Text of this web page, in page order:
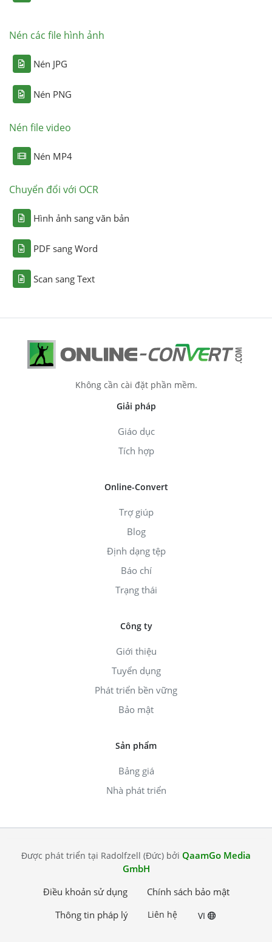
Nén các file hình ảnh
Nén JPG
Nén PNG
Nén file video
Nén MP4
Chuyển đổi với OCR
Hình ảnh sang văn bản
PDF sang Word
Scan sang Text
Không cần cài đặt phần mềm.
Giải pháp
Giáo dục
Tích hợp
Online-Convert
Trợ giúp
Blog
Định dạng tệp
Báo chí
Trạng thái
Công ty
Giới thiệu
Tuyển dụng
Phát triển bền vững
Bảo mật
Sản phẩm
Bảng giá
Nhà phát triển
Được phát triển tại Radolfzell (Đức) bởi QaamGo Media
GmbH
Điều khoản sử dụng
Chính sách bảo mật
Thông tin pháp lý
Liên hệ VI